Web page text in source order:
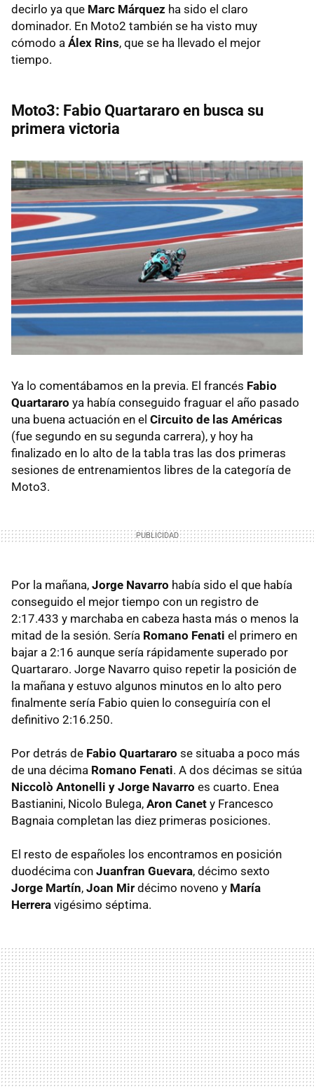
decirlo ya que Marc Márquez ha sido el claro
dominador. En Moto2 también se ha visto muy
cómodo a Álex Rins, que se ha llevado el mejor
tiempo.
Moto3: Fabio Quartararo en busca su
primera victoria
Ya lo comentábamos en la previa. El francés Fabio
Quartararo ya había conseguido fraguar el año pasado
una buena actuación en el Circuito de las Américas
(fue segundo en su segunda carrera), y hoy ha
finalizado en lo alto de la tabla tras las dos primeras
sesiones de entrenamientos libres de la categoría de
Moto3.
Por la mañana, Jorge Navarro había sido el que había
conseguido el mejor tiempo con un registro de
2:17.433 y marchaba en cabeza hasta más o menos la
mitad de la sesión. Sería Romano Fenati el primero en
bajar a 2:16 aunque sería rápidamente superado por
Quartararo. Jorge Navarro quiso repetir la posición de
la mañana y estuvo algunos minutos en lo alto pero
finalmente sería Fabio quien lo conseguiría con el
definitivo 2:16.250.
Por detrás de Fabio Quartararo se situaba a poco más
de una décima Romano Fenati. A dos décimas se sitúa
Niccolò Antonelli y Jorge Navarro es cuarto. Enea
Bastianini, Nicolo Bulega, Aron Canet y Francesco
Bagnaia completan las diez primeras posiciones.
El resto de españoles los encontramos en posición
duodécima con Juanfran Guevara, décimo sexto
Jorge Martín, Joan Mir décimo noveno y María
Herrera vigésimo séptima.